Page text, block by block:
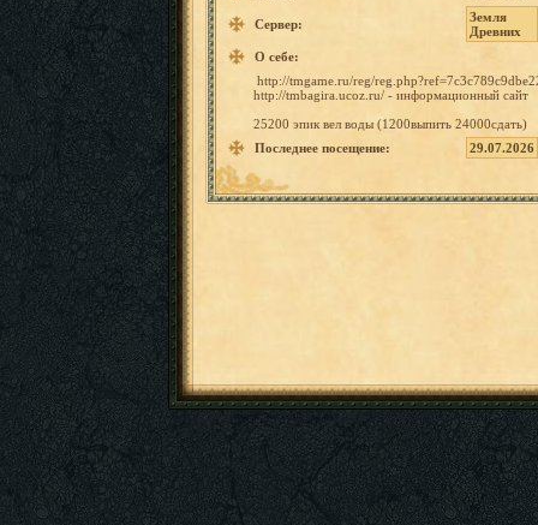
Сервер:
Земля
Древних
О себе:
http://tmgame.ru/reg/reg .php?ref=7c3c789
http://tmbagira. ucoz.ru/ - информационный сайт
25200 эпик вел воды (1200выпить 24000сдать)
Последнее посещение:
29.07.2026